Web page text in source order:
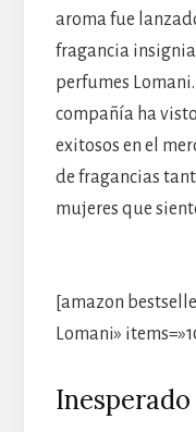
aroma fue
fragancia
perfumes
compañía ha
exitosos en el
de fragancias
mujeres que
[amazon
Lomani»